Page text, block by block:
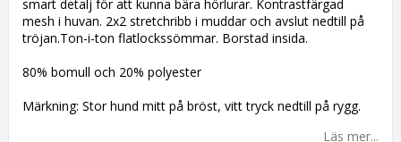
smart detalj för att kunna bära hörlurar. Kontrastfärgad
mesh i huvan. 2x2 stretchribb i muddar och avslut nedtill på
tröjan.Ton-i-ton flatlockssömmar. Borstad insida.
80% bomull och 20% polyester
Märkning: Stor hund mitt på bröst, vitt tryck nedtill på rygg.
Läs mer...